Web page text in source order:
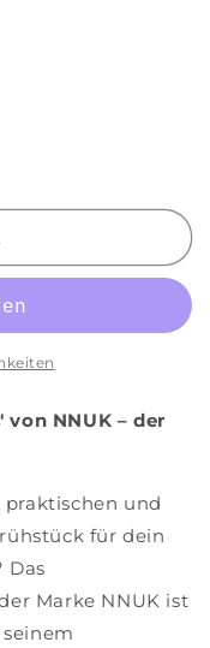
NNUK – der
und
für dein
Das
Marke NNUK ist